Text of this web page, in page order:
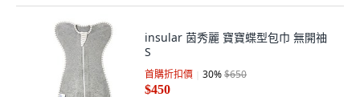
insular 茵秀麗 寶寶蝶型包巾 無開䄂
S
首購折扣價 30%$650
$450